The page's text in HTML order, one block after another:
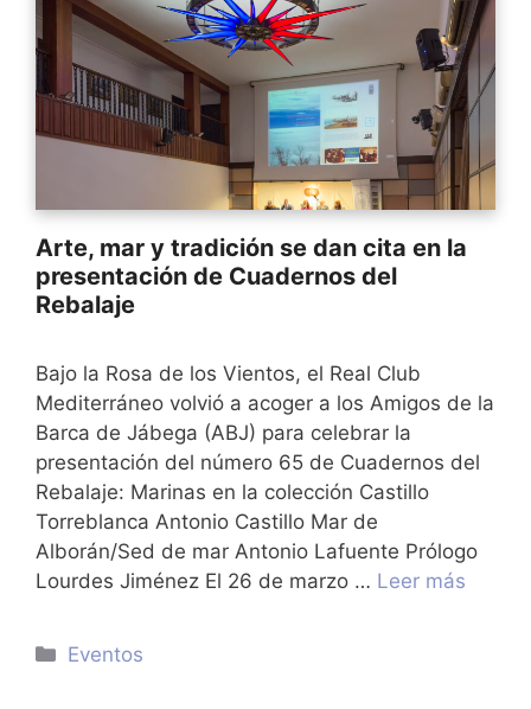
Arte, mar y tradición se dan cita en la
presentación de Cuadernos del
Rebalaje
Bajo la Rosa de los Vientos, el Real Club
Mediterráneo volvió a acoger a los Amigos de la
Barca de Jábega (ABJ) para celebrar la
presentación del número 65 de Cuadernos del
Rebalaje: Marinas en la colección Castillo
Torreblanca Antonio Castillo Mar de
Alborán/Sed de mar Antonio Lafuente Prólogo
Lourdes Jiménez El 26 de marzo … Leer más
Categorías
Eventos